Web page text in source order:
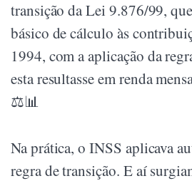
transição da Lei 9.876/99,
básico de cálculo às
1994, com a aplicação da
esta resultasse em renda
⚖️📊
Na prática, o INSS aplicava
regra de transição. E aí